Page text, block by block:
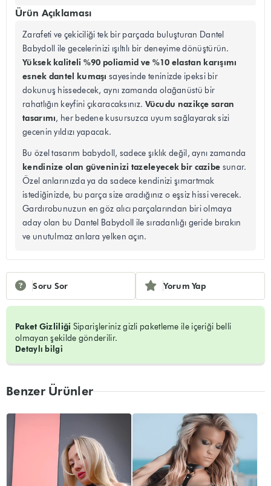
Soru Sor Yorum Yap
Paket Gizliliği Siparişleriniz gizli paketleme ile içeriği belli
olmayan şekilde gönderilir.
Detaylı bilgi
Ürün Açıklaması
Zarafeti ve çekiciliği tek bir parçada buluşturan Dantel
Babydoll ile gecelerinizi ışıltılı bir deneyime dönüştürün.
Yüksek kaliteli %90 poliamid ve %10 elastan karışımı
esnek dantel kumaşı sayesinde teninizde ipeksi bir
dokunuş hissedecek, aynı zamanda olağanüstü bir
rahatlığın keyfini çıkaracaksınız. Vücudu nazikçe saran
tasarımı, her bedene kusursuzca uyum sağlayarak sizi
gecenin yıldızı yapacak.
Bu özel tasarım babydoll, sadece şıklık değil, aynı zamanda
kendinize olan güveninizi tazeleyecek bir cazibe sunar.
Özel anlarınızda ya da sadece kendinizi şımartmak
istediğinizde, bu parça size aradığınız o eşsiz hissi verecek.
Gardırobunuzun en göz alıcı parçalarından biri olmaya
aday olan bu Dantel Babydoll ile sıradanlığı geride bırakın
ve unutulmaz anlara yelken açın.
Benzer Ürünler